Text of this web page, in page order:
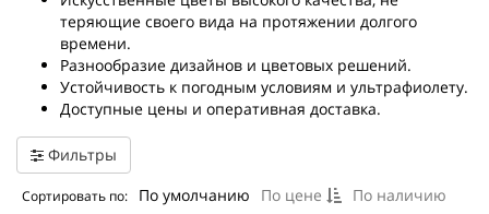
теряющие своего вида на протяжении долгого
времени.
Разнообразие дизайнов и цветовых решений.
Устойчивость к погодным условиям и ультрафиолету.
Доступные цены и оперативная доставка.
Фильтры
Сортировать по: По умолчанию По цене По наличию